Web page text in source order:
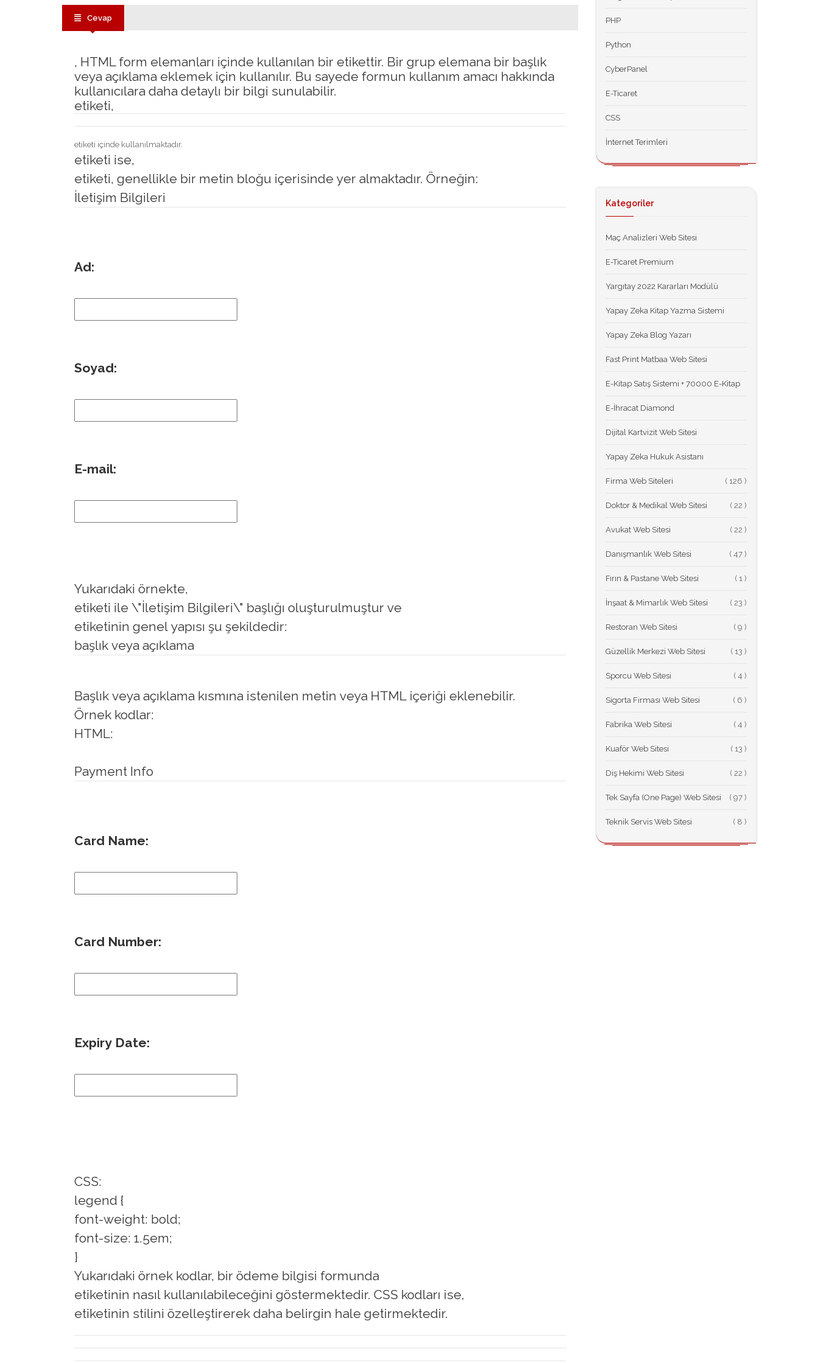
Cevap
, HTML form elemanları içinde kullanılan bir etikettir. Bir grup elemana bir başlık
veya açıklama eklemek için kullanılır. Bu sayede formun kullanım amacı hakkında
kullanıcılara daha detaylı bir bilgi sunulabilir.
etiketi,
etiketi içinde kullanılmaktadır.
etiketi ise,
etiketi, genellikle bir metin bloğu içerisinde yer almaktadır. Örneğin:
İletişim Bilgileri
Ad:
Soyad:
E-mail:
Yukarıdaki örnekte,
etiketi ile \"İletişim Bilgileri\" başlığı oluşturulmuştur ve
etiketinin genel yapısı şu şekildedir:
başlık veya açıklama
Başlık veya açıklama kısmına istenilen metin veya HTML içeriği eklenebilir.
Örnek kodlar:
HTML:
Payment Info
Card Name:
Card Number:
Expiry Date:
CSS:
legend {
font-weight: bold;
font-size: 1.5em;
}
Yukarıdaki örnek kodlar, bir ödeme bilgisi formunda
etiketinin nasıl kullanılabileceğini göstermektedir. CSS kodları ise,
etiketinin stilini özelleştirerek daha belirgin hale getirmektedir.
PHP
Python
CyberPanel
E-Ticaret
CSS
İnternet Terimleri
Kategoriler
Maç Analizleri Web Sitesi
E-Ticaret Premium
Yargıtay 2022 Kararları Modülü
Yapay Zeka Kitap Yazma Sistemi
Yapay Zeka Blog Yazarı
Fast Print Matbaa Web Sitesi
E-Kitap Satış Sistemi + 70000 E-Kitap
E-İhracat Diamond
Dijital Kartvizit Web Sitesi
Yapay Zeka Hukuk Asistanı
Firma Web Siteleri (
Doktor & Medikal Web Sitesi (
Avukat Web Sitesi (
Danışmanlık Web Sitesi (
Fırın & Pastane Web Sitesi (
İnşaat & Mimarlık Web Sitesi (
Restoran Web Sitesi (
Güzellik Merkezi Web Sitesi (
Sporcu Web Sitesi (
Sigorta Firması Web Sitesi (
Fabrika Web Sitesi (
Kuaför Web Sitesi (
Diş Hekimi Web Sitesi (
Tek Sayfa (One Page) Web Sitesi (
Teknik Servis Web Sitesi (